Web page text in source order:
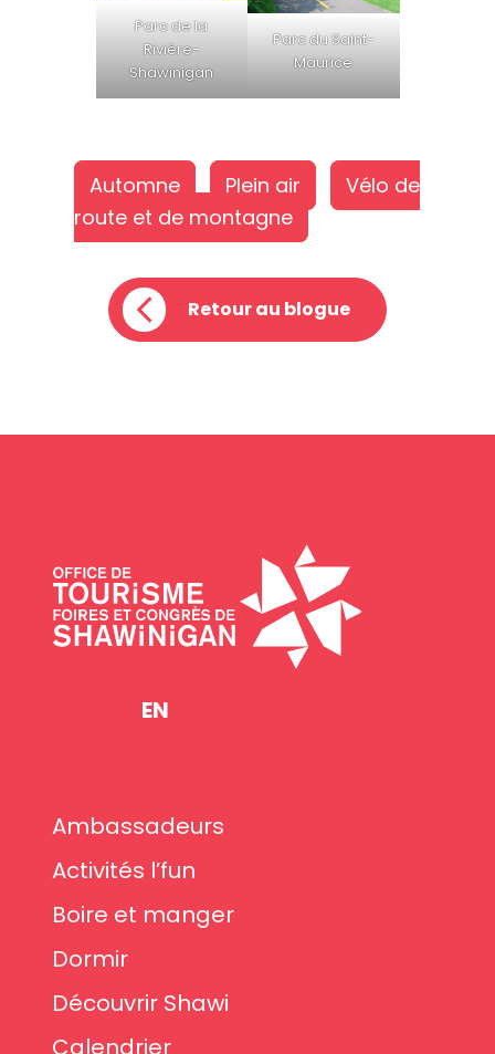
Parc de la
Rivière-
Shawinigan
Parc du Saint-
Maurice
Automne Plein air
Vélo de
route et de montagne
Retour au blogue
EN
Ambassadeurs
Activités l’fun
Boire et manger
Dormir
Découvrir Shawi
Calendrier